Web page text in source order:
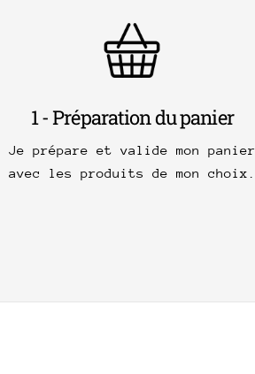
1 - Préparation du panier
Je prépare et valide mon panier
avec les produits de mon choix.